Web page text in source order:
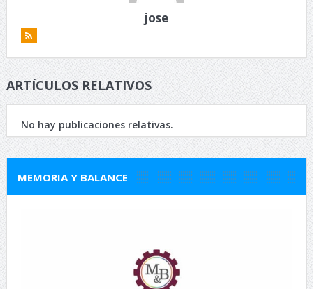
jose
ARTÍCULOS RELATIVOS
No hay publicaciones relativas.
MEMORIA Y BALANCE